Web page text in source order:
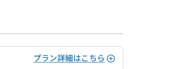
プラン詳細はこちら